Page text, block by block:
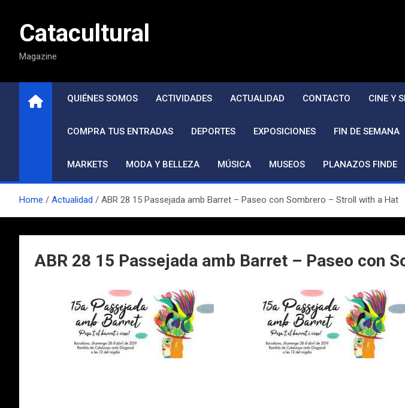
contenidoCatacultural
Magazine
QUIÉNES SOMOS ACTIVIDADES ACTUALIDAD CONTACTO CINE Y
COMPRA TUS ENTRADAS DEPORTES EXPOSICIONES FIN DE SEMANA
MARKETS MODA Y BELLEZA MÚSICA MUSEOS PLANAZOS FINDE
Home Actualidad ABR 28 15 Passejada amb Barret – Paseo con Sombrero – Stroll with a Hat
ABR 28 15 Passejada amb Barret – Paseo con